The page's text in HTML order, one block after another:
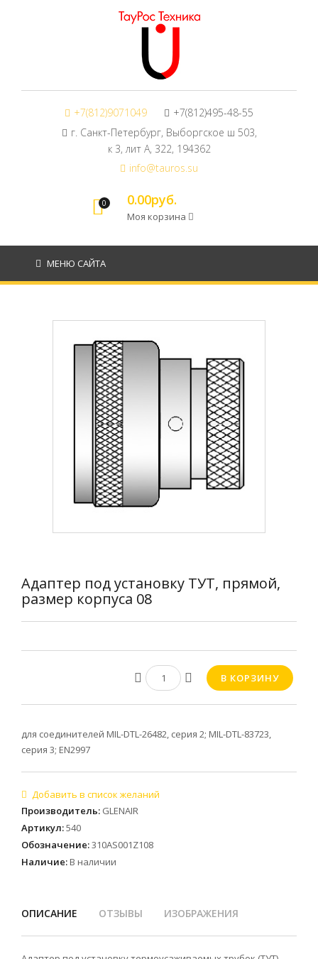
+7(812)9071049
+7(812)495-48-55
г. Санкт-Петербург, Выборгское ш 503,
к 3, лит А, 322, 194362
info@tauros.su
0 0.00руб.
Моя корзина
МЕНЮ САЙТА
Адаптер под установку ТУТ, прямой,
размер корпуса 08
для соединителей MIL-DTL-26482, серия 2; MIL-DTL-83723,
серия 3; EN2997
Производитель: GLENAIR
Артикул:540
Обозначение:310AS001Z108
Наличие: В наличии
ОПИСАНИЕ ОТЗЫВЫ ИЗОБРАЖЕНИЯ